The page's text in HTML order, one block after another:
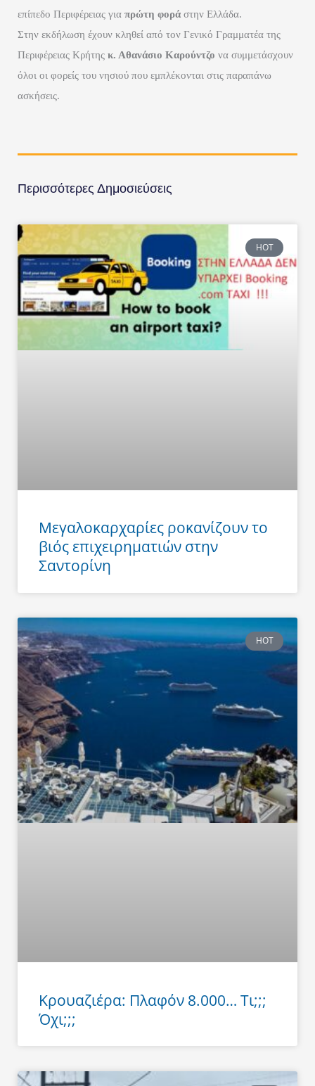
επίπεδο Περιφέρειας για πρώτη φορά στην Ελλάδα.
Στην εκδήλωση έχουν κληθεί από τον Γενικό Γραμματέα της
Περιφέρειας Κρήτης κ. Αθανάσιο Καρούντζο να συμμετάσχουν
όλοι οι φορείς του νησιού που εμπλέκονται στις παραπάνω
ασκήσεις.
Περισσότερες Δημοσιεύσεις
HOT
Μεγαλοκαρχαρίες ροκανίζουν το
βιός επιχειρηματιών στην
Σαντορίνη
HOT
Κρουαζιέρα: Πλαφόν 8.000… Τι;;;
Όχι;;;